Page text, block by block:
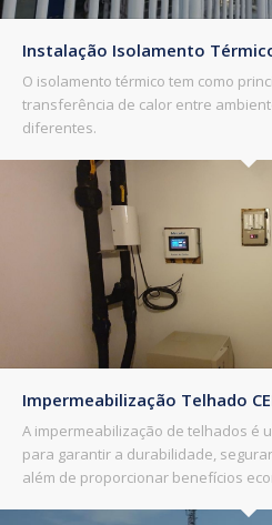
Instalação Isolamento Térmico
O isolamento térmico tem como
transferência de calor entre
diferentes.
Impermeabilização Telhado
A impermeabilização de telhados é
para garantir a durabilidade,
além de proporcionar benefícios